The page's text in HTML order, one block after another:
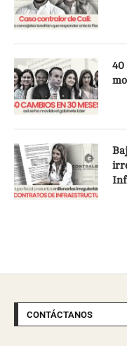
40
CONTÁCTANOS